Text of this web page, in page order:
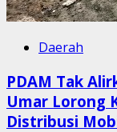
Daerah
PDAM Tak
Umar Lorong
Distribusi